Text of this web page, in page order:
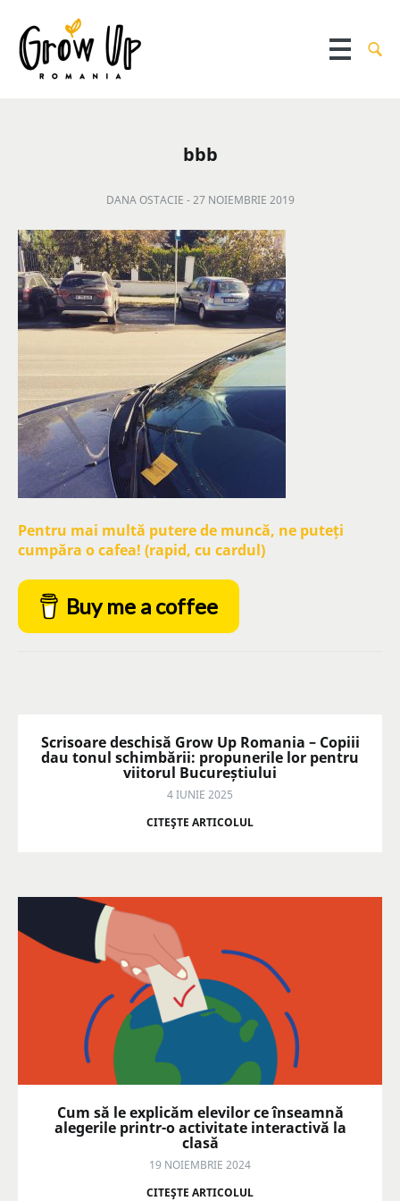
bbb
DANA OSTACIE -27 NOIEMBRIE 2019
Pentru mai multă putere de muncă, ne puteți
cumpăra o cafea! (rapid, cu cardul)
Buy me a coffee
Scrisoare deschisă Grow Up Romania – Copiii
dau tonul schimbării: propunerile lor pentru
viitorul Bucureștiului
4 IUNIE 2025
CITEŞTE ARTICOLUL
Cum să le explicăm elevilor ce înseamnă
alegerile printr-o activitate interactivă la
clasă
19 NOIEMBRIE 2024
CITEŞTE ARTICOLUL